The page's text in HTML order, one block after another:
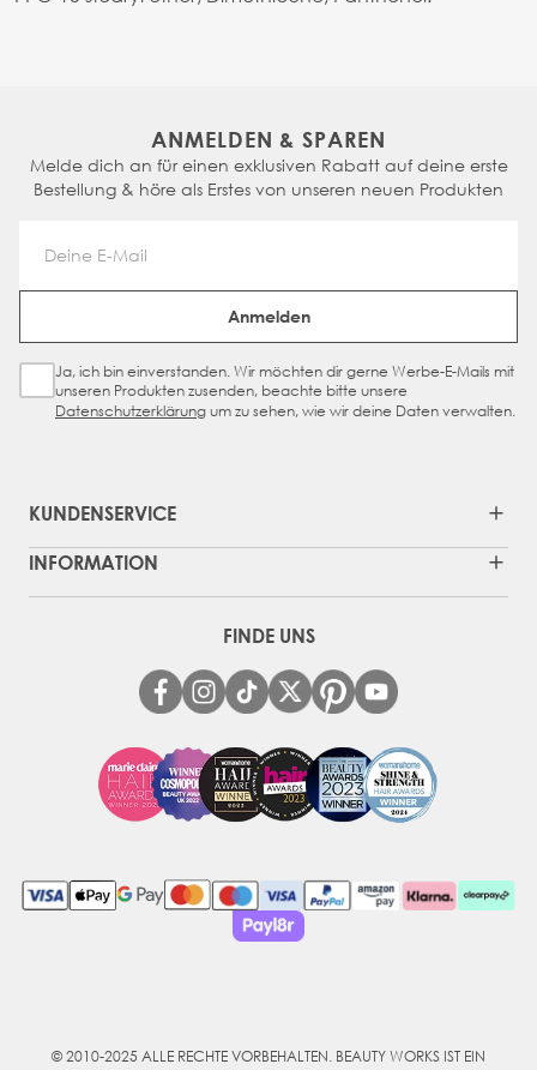
ANMELDEN & SPAREN
Melde dich an für einen exklusiven Rabatt auf deine erste
Bestellung & höre als Erstes von unseren neuen Produkten
Email Address
Anmelden
Sign Up Checkbox
Ja, ich bin einverstanden. Wir möchten dir gerne Werbe-E-Mails mit
unseren Produkten zusenden, beachte bitte unsere
Datenschutzerklärungum zu sehen, wie wir deine Daten verwalten.
KUNDENSERVICE
INFORMATION
FINDE UNS
© 2010-2025 ALLE RECHTE VORBEHALTEN. BEAUTY WORKS IST EIN